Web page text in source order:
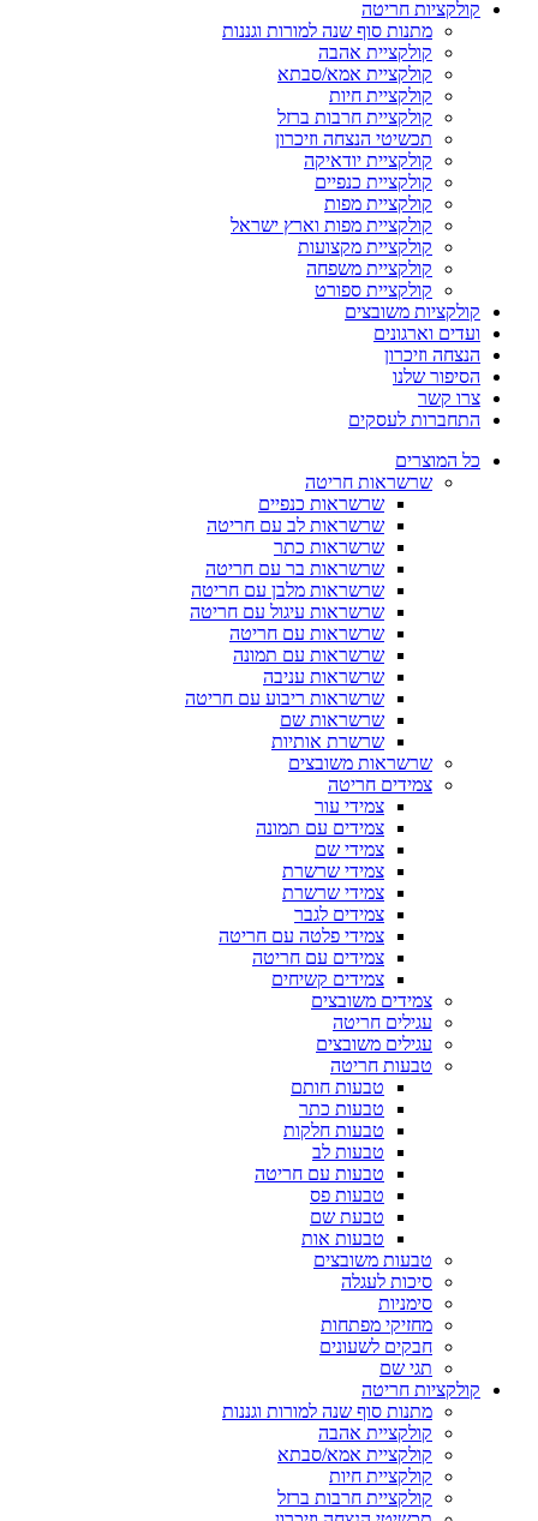
קולקציות חריטה
מתנות סוף שנה למורות וגננות
קולקציית אהבה
קולקציית אמא/סבתא
קולקציית חיות
קולקציית חרבות ברזל
תכשיטי הנצחה וזיכרון
קולקציית יודאיקה
קולקציית כנפיים
קולקציית מפות
קולקציית מפות וארץ ישראל
קולקציית מקצועות
קולקציית משפחה
קולקציית ספורט
קולקציות משובצים
ועדים וארגונים
הנצחה וזיכרון
הסיפור שלנו
צרו קשר
התחברות לעסקים
כל המוצרים
שרשראות חריטה
שרשראות כנפיים
שרשראות לב עם חריטה
שרשראות כתר
שרשראות בר עם חריטה
שרשראות מלבן עם חריטה
שרשראות עיגול עם חריטה
שרשראות עם חריטה
שרשראות עם תמונה
שרשראות עניבה
שרשראות ריבוע עם חריטה
שרשראות שם
שרשרת אותיות
שרשראות משובצים
צמידים חריטה
צמידי עור
צמידים עם תמונה
צמידי שם
צמידי שרשרת
צמידי שרשרת
צמידים לגבר
צמידי פלטה עם חריטה
צמידים עם חריטה
צמידים קשיחים
צמידים משובצים
עגילים חריטה
עגילים משובצים
טבעות חריטה
טבעות חותם
טבעות כתר
טבעות חלקות
טבעות לב
טבעות עם חריטה
טבעות פס
טבעת שם
טבעות אות
טבעות משובצים
סיכות לעגלה
סימניות
מחזיקי מפתחות
חבקים לשעונים
תגי שם
קולקציות חריטה
מתנות סוף שנה למורות וגננות
קולקציית אהבה
קולקציית אמא/סבתא
קולקציית חיות
קולקציית חרבות ברזל